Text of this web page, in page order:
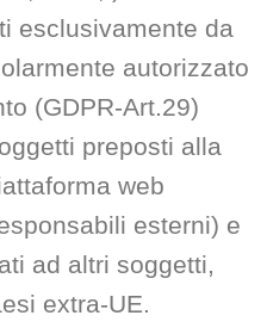
esclusivamente da
autorizzato
(GDPR-Art.29)
preposti alla
web
esterni) e
ad altri soggetti,
extra-UE.